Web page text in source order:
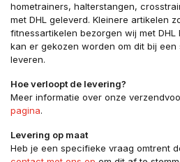
hometrainers, halterstangen,
met DHL geleverd. Kleinere artikelen
fitnessartikelen bezorgen wij met DHL
kan er gekozen worden om dit bij
leveren.
Hoe verloopt de levering?
Meer informatie over onze
pagina.
Levering op maat
Heb je een specifieke vraag omtrent